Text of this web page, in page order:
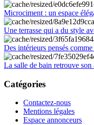
Microciment : un espace
Une terrasse qui a du style
Des intérieurs pensés
La salle de bain retrouve
Catégories
Contactez-nous
Mentions légales
Espace annonceurs